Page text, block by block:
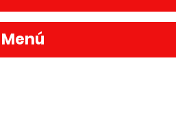
Menú